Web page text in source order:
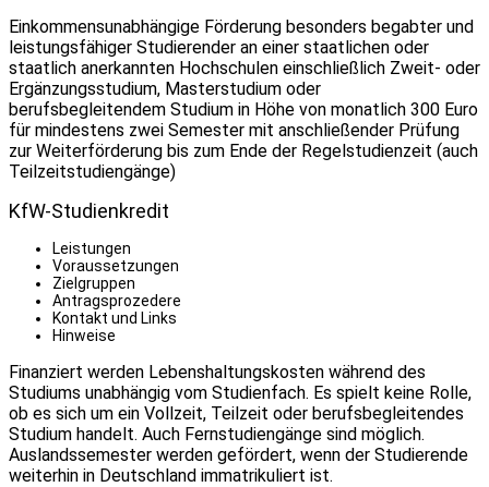
Einkommensunabhängige Förderung besonders begabter und
leistungsfähiger Studierender an einer staatlichen oder
staatlich anerkannten Hochschulen einschließlich Zweit- oder
Ergänzungsstudium, Masterstudium oder
berufsbegleitendem Studium in Höhe von monatlich 300 Euro
für mindestens zwei Semester mit anschließender Prüfung
zur Weiterförderung bis zum Ende der Regelstudienzeit (auch
Teilzeitstudiengänge)
KfW-Studienkredit
Leistungen
Voraussetzungen
Zielgruppen
Antragsprozedere
Kontakt und Links
Hinweise
Finanziert werden Lebenshaltungskosten während des
Studiums unabhängig vom Studienfach. Es spielt keine Rolle,
ob es sich um ein Vollzeit, Teilzeit oder berufsbegleitendes
Studium handelt. Auch Fernstudiengänge sind möglich.
Auslandssemester werden gefördert, wenn der Studierende
weiterhin in Deutschland immatrikuliert ist.